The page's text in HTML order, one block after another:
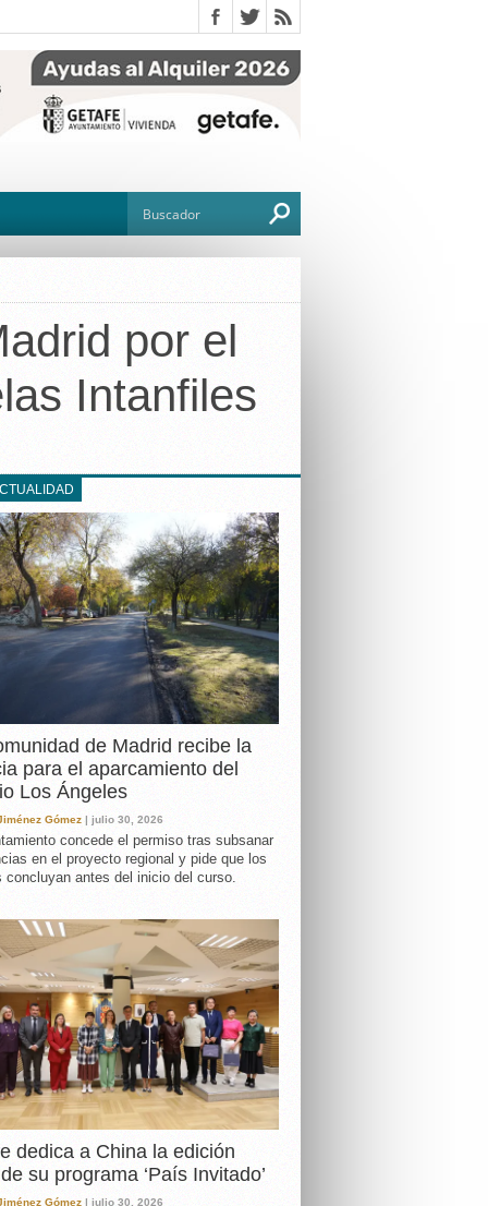
por el
Intanfiles
de Madrid recibe la
para el aparcamiento del
Los Ángeles
Gómez | julio 30, 2026
concede el permiso tras subsanar
en el proyecto regional y pide que los
concluyan antes del inicio del curso.
dedica a China la edición
su programa ‘País Invitado’
Gómez | julio 30, 2026